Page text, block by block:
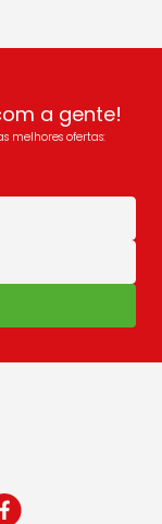
a gente!
melhores ofertas: